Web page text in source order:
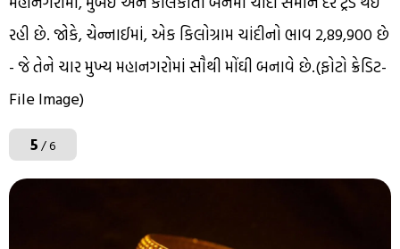
રહી છે. જોકે, ચેન્નાઈમાં, એક કિલોગ્રામ ચાંદીનો ભાવ ₹2,89,900 છે
- જે તેને ચાર મુખ્ય મહાનગરોમાં સૌથી મોંઘી બનાવે છે.(ફોટો ક્રેડિટ-
File Image)
5/ 6